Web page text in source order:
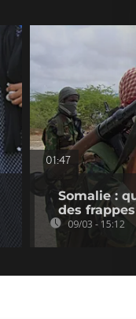
01:47
Somalie :
des frappes
09/03 - 15:12